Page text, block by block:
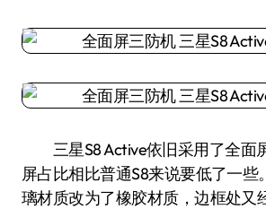
三星S8 Active依旧采用了全面
屏占比相比普通S8来说要低了一些
璃材质改为了橡胶材质，边框处又